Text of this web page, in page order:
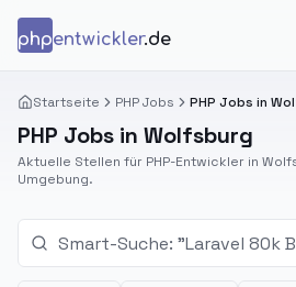
phpentwickler.de
Startseite PHP Jobs PHP Jobs in
PHP Jobs in Wolfsburg
Aktuelle Stellen für PHP-Entwickler in
Umgebung.